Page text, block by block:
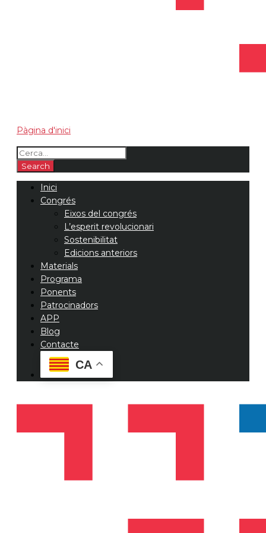
Pàgina d'inici
Inici
Congrés
Eixos del congrés
L’esperit revolucionari
Sostenibilitat
Edicions anteriors
Materials
Programa
Ponents
Patrocinadors
APP
Blog
Contacte
CA